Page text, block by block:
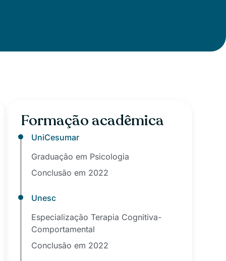
Formação acadêmica
UniCesumar
Graduação em Psicologia
Conclusão em 2022
Unesc
Especialização Terapia Cognitiva-
Comportamental
Conclusão em 2022